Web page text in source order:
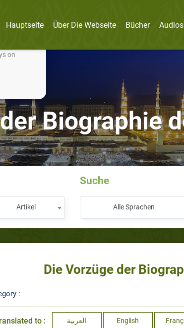
it.
on
Hauptseite Über Die Webseite Bücher Audios
Biographie
Suche
Artikel Alle Sprachen
Die Vorzüge der
:
to : العربية English